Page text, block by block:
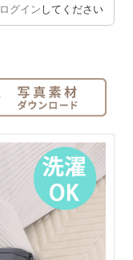
ログイン してください